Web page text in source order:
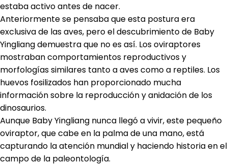
estaba activo antes de nacer.
Anteriormente se pensaba que esta postura era
exclusiva de las aves, pero el descubrimiento de Baby
Yingliang demuestra que no es así. Los oviraptores
mostraban comportamientos reproductivos y
morfologías similares tanto a aves como a reptiles. Los
huevos fosilizados han proporcionado mucha
información sobre la reproducción y anidación de los
dinosaurios.
Aunque Baby Yingliang nunca llegó a vivir, este pequeño
oviraptor, que cabe en la palma de una mano, está
capturando la atención mundial y haciendo historia en el
campo de la paleontología.